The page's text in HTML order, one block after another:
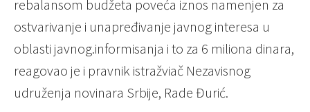
rebalansom budžeta poveća iznos namenjen za
ostvarivanje i unapređivanje javnog interesa u
oblasti javnog.informisanja i to za 6 miliona dinara,
reagovao je i pravnik istražviač Nezavisnog
udruženja novinara Srbije, Rade Đurić.